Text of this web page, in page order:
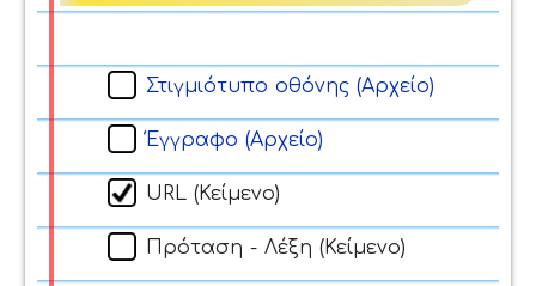
Στιγμιότυπο οθόνης (Αρχείο)
Έγγραφο (Αρχείο)
URL (Κείμενο)
Πρόταση - Λέξη (Κείμενο)